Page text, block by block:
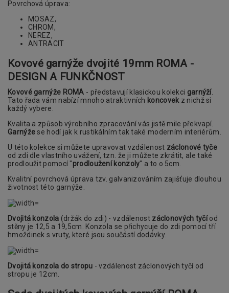
Povrchová úprava:
MOSAZ,
CHROM,
NEREZ,
ANTRACIT
Kovové garnýže dvojité 19mm ROMA -
DESIGN A FUNKČNOST
Kovové garnýže ROMA - představují klasickou kolekci garnýží.
Tato řada vám nabízí mnoho atraktivních koncovek z nichž si
každý vybere.
Kvalita a způsob výrobního zpracování vás jistě mile překvapí.
Garnýžese hodí jak k rustikálním tak také moderním interiérům.
U této kolekce si můžete upravovat vzdálenost záclonové tyče
od zdi dle vlastního uvážení, tzn. že ji můžete zkrátit, ale také
prodloužit pomocí "prodloužení konzoly" a to o 5cm.
Kvalitní povrchová úprava tzv. galvanizováním zajišťuje dlouhou
životnost této garnýže.
Dvojitá konzola (držák do zdi) - vzdálenost záclonových tyčíod
stěny je 12,5 a 19,5cm. Konzola se přichycuje do zdi pomocí tří
hmoždinek s vruty, které jsou součástí dodávky.
Dvojitá konzola do stropu - vzdálenost záclonových tyčí od
stropu je 12cm.